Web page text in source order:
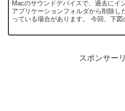
Macのサウンドデバイスで、過去にイ
アプリケーションフォルダから削除し
っている場合があります。 今回、下図
スポンサー